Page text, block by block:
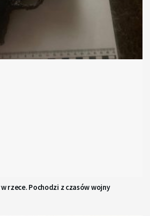
rzece. Pochodzi z czasów wojny